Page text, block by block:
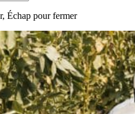
Échap pour fermer